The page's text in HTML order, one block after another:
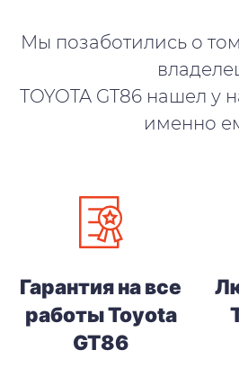
Мы позаботились о
TOYOTA GT86 нашел у
именно
Гарантия на все
работы Toyota
GT86